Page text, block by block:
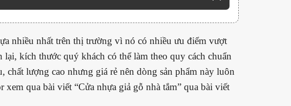
nhiều nhất trên thị trường vì nó có nhiều ưu điểm vượt
kích thước quý khách có thể làm theo quy cách chuẩn
chất lượng cao nhưng giá rẻ nên dòng sản phẩm này luôn
qua bài viết “Cửa nhựa giả gỗ nhà tắm” qua bài viết